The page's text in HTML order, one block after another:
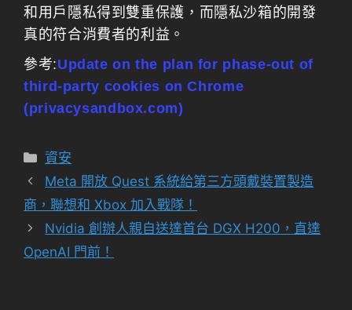
和用戶隱私得到雙重保護，而隱私沙箱的開發
真的符合消費者的利益。
參考:Update on the plan for phase-out of
third-party cookies on Chrome
(privacysandbox.com)
分
類
資安
Meta 開放 Quest 系統給第三方頭戴裝置製造
商，聯想和 Xbox 加入戰隊！
Nvidia 創辦人親自送達首台 DGX H200，直達
OpenAI 門前！